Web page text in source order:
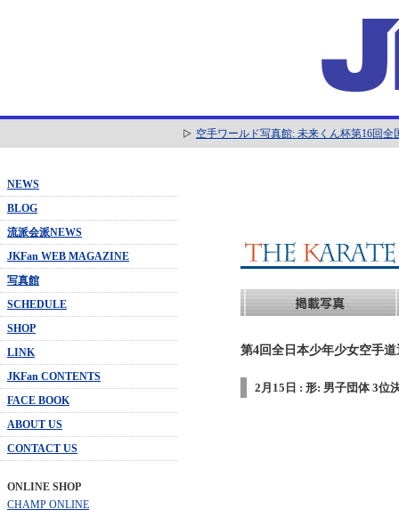
空手ワールド写真館: 未来くん杯第16回
NEWS
BLOG
流派会派NEWS
JKFan WEB MAGAZINE
写真館
SCHEDULE
SHOP
LINK
JKFan CONTENTS
FACE BOOK
ABOUT US
CONTACT US
ONLINE SHOP
CHAMP ONLINE
第4回全日本少年少女空手
2月15日 : 形: 男子団体 3位